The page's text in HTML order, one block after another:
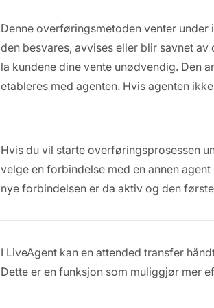
Denne overføringsmetoden venter under
den besvares, avvises eller blir savnet
la kundene dine vente unødvendig. Den
etableres med agenten. Hvis agenten
Hvis du vil starte overføringsprosessen
velge en forbindelse med en annen
nye forbindelsen er da aktiv og den
I LiveAgent kan en attended transfer
Dette er en funksjon som muliggjør mer